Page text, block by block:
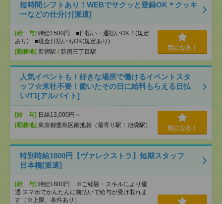
短時間シフトあり！WEBでサクッと登録OK＊クッキ
ーなどの仕分け[派遣]
[給 与] 時給1500円 ■日払い・週払いOK！(規定
あり) ■現金日払いもOK(規定あり)
[勤務地] 新宿駅 / 新宿三丁目駅
気になる！
人気イベントも！好きな場所で働けるイベントスタ
ッフ☆来社不要！働いたその日に給料もらえる日払
い/T1[アルバイト]
[給 与] 日給13,000円～
[勤務地] 東京都豊島区南池袋（最寄り駅：池袋駅） 気になる！
特別時給1800円【ヴァレクストラ】短期スタッフ
日本橋[派遣]
[給 与] 時給1800円 ※ご経験・スキルにより優
遇 スマホでかんたんに前払いで給与が受け取れま
す（※上限、条件あり）